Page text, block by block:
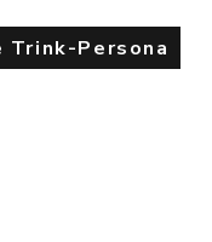
Trink-Persona